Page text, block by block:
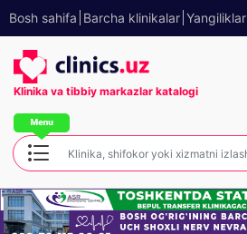
Bosh sahifa Barcha klinikalar Yangiliklar
Klinika va tibbiy markazlar katalogi